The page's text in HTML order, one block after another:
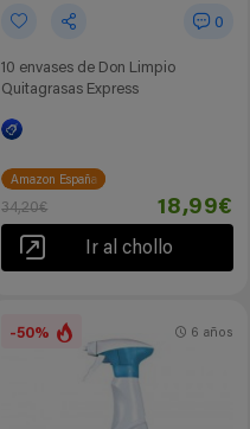
0
10 envases de Don Limpio
Quitagrasas Express
Amazon España
34,20€ 18,99€
Ir al chollo
-50% 6 años